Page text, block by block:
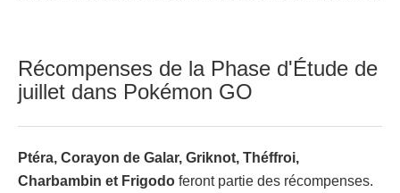
Récompenses de la Phase d'Étude de
juillet dans Pokémon GO
Ptéra, Corayon de Galar, Griknot, Théffroi,
Charbambin et Frigodo feront partie des récompenses.